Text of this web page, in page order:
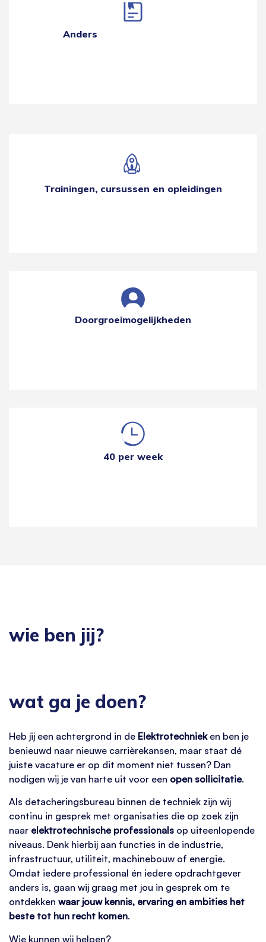
Anders
Trainingen, cursussen en opleidingen
Doorgroeimogelijkheden
40 per week
wie ben jij?
wat ga je doen?
Heb jij een achtergrond in de Elektrotechnieken ben je
benieuwd naar nieuwe carrièrekansen, maar staat dé
juiste vacature er op dit moment niet tussen? Dan
nodigen wij je van harte uit voor een open sollicitatie.
Als detacheringsbureau binnen de techniek zijn wij
continu in gesprek met organisaties die op zoek zijn
naar elektrotechnische professionals op uiteenlopende
niveaus. Denk hierbij aan functies in de industrie,
infrastructuur, utiliteit, machinebouw of energie.
Omdat iedere professional én iedere opdrachtgever
anders is, gaan wij graag met jou in gesprek om te
ontdekken waar jouw kennis, ervaring en ambities het
beste tot hun recht komen.
Wie kunnen wij helpen?